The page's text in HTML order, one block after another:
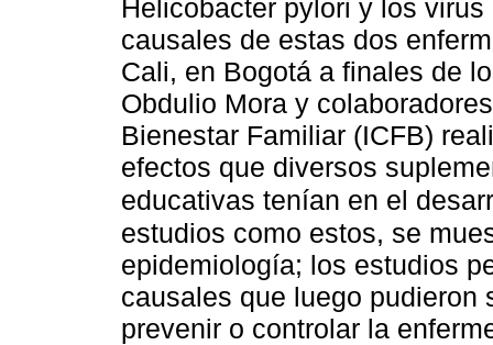
Helicobacter pylori y los
causales de estas dos
Cali, en Bogotá a finales de
Obdulio Mora y
Bienestar Familiar (ICFB)
efectos que diversos
educativas tenían en el
estudios como estos, se
epidemiología; los estudios
causales que luego pudieron
prevenir o controlar la